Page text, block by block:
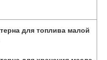
для топлива малой